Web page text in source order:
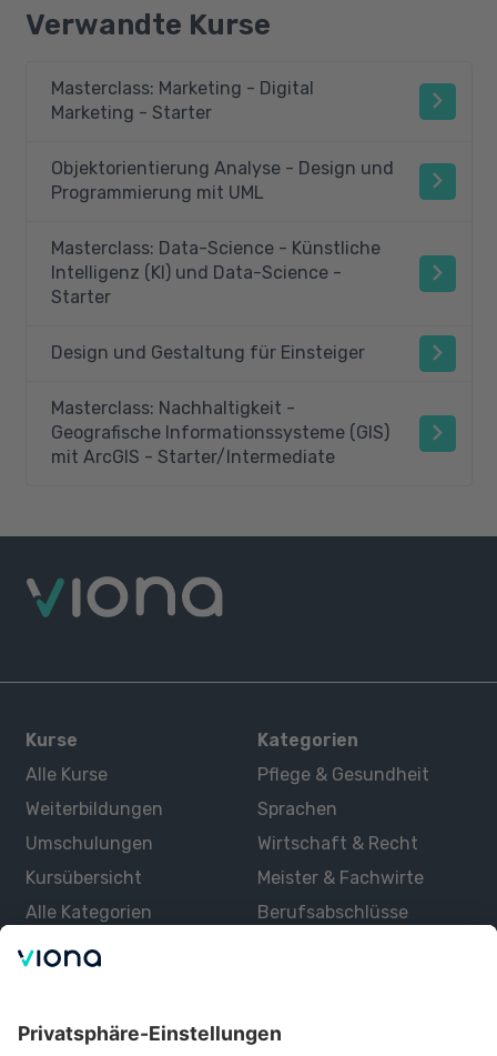
Verwandte Kurse
Masterclass: Marketing - Digital
Marketing - Starter
Objektorientierung Analyse - Design und
Programmierung mit UML
Masterclass: Data-Science - Künstliche
Intelligenz (KI) und Data-Science -
Starter
Design und Gestaltung für Einsteiger
Masterclass: Nachhaltigkeit -
Geografische Informationssysteme (GIS)
mit ArcGIS - Starter/Intermediate
Kurse
Alle Kurse
Weiterbildungen
Umschulungen
Kursübersicht
Alle Kategorien
Kategorien
Pflege & Gesundheit
Sprachen
Wirtschaft & Recht
Meister & Fachwirte
Berufsabschlüsse
Über uns
Lernen mit Viona